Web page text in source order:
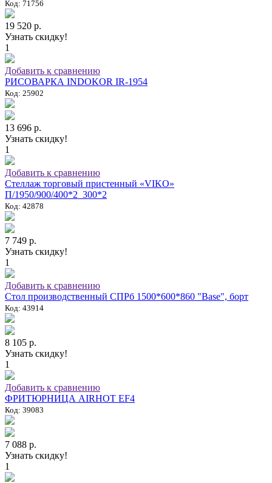
Код: 71756
19 520 р.
Узнать скидку!
1
Добавить к сравнению
РИСОВАРКА INDOKOR IR-1954
Код: 25902
13 696 р.
Узнать скидку!
1
Добавить к сравнению
Стеллаж торговый пристенный «VIKO»
П/1950/900/400*2_300*2
Код: 42878
7 749 р.
Узнать скидку!
1
Добавить к сравнению
Стол производственный СПРб 1500*600*860 "Base", борт
Код: 43914
8 105 р.
Узнать скидку!
1
Добавить к сравнению
ФРИТЮРНИЦА AIRHOT EF4
Код: 39083
7 088 р.
Узнать скидку!
1